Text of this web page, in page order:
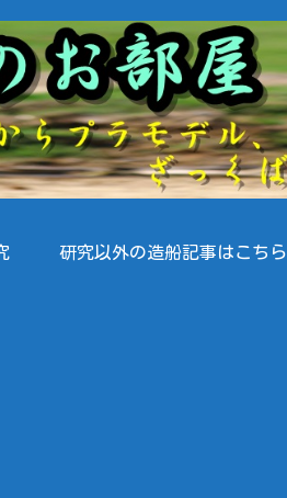
研究以外の造船記事はこちら